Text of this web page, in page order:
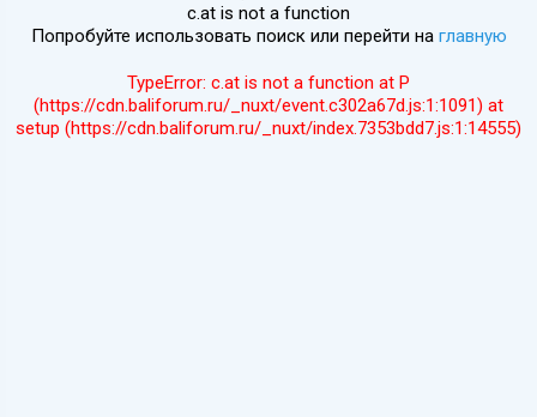
c.at is not a function
Попробуйте использовать поиск или перейти на главную
TypeError: c.at is not a function at P
(https://cdn.baliforum.ru/_nuxt/event.c302a67d.js:1:1091) at
setup (https://cdn.baliforum.ru/_nuxt/index.7353bdd7.js:1:14555)